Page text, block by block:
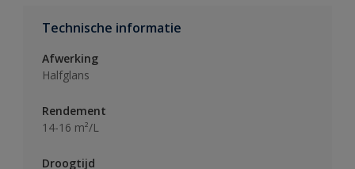
Technische informatie
Afwerking
Halfglans
Rendement
14-16 m²/L
Droogtijd